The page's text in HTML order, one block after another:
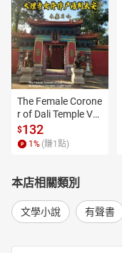
The Female Corone
r of Dali Temple Vo
l.6【有聲書】
$132
1 % (賺1 點)
本店相關類別
文學小說 有聲書